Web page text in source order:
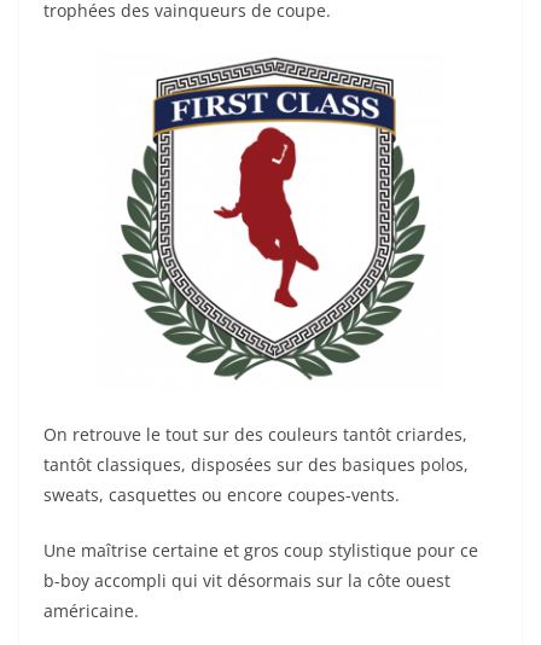
trophées des vainqueurs de coupe.
On retrouve le tout sur des couleurs tantôt criardes,
tantôt classiques, disposées sur des basiques polos,
sweats, casquettes ou encore coupes-vents.
Une maîtrise certaine et gros coup stylistique pour ce
b-boy accompli qui vit désormais sur la côte ouest
américaine.